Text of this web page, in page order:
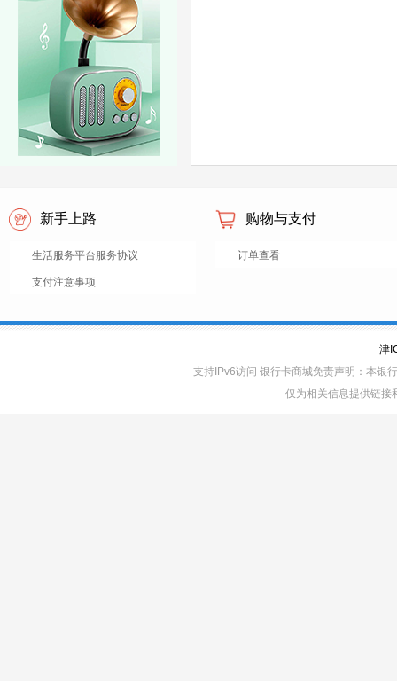
新手上路
生活服务平台服务协议
支付注意事项
购物与支付
订单查看
津
支持IPv6访问 银行卡商城免责声明：本银
仅为相关信息提供链接